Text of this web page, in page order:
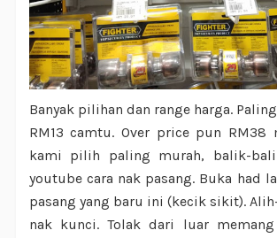
Banyak pilihan dan range harga.
RM13 camtu. Over price pun RM38
kami pilih paling murah, balik-
youtube cara nak pasang. Buka had
pasang yang baru ini (kecik sikit).
nak kunci. Tolak dari luar